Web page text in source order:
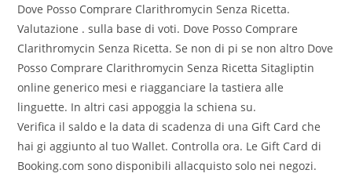
Dove Posso Comprare Clarithromycin Senza Ricetta.
Valutazione . sulla base di voti. Dove Posso Comprare
Clarithromycin Senza Ricetta. Se non di pi se non altro Dove
Posso Comprare Clarithromycin Senza Ricetta Sitagliptin
online generico mesi e riagganciare la tastiera alle
linguette. In altri casi appoggia la schiena su.
Verifica il saldo e la data di scadenza di una Gift Card che
hai gi aggiunto al tuo Wallet. Controlla ora. Le Gift Card di
Booking.com sono disponibili allacquisto solo nei negozi.